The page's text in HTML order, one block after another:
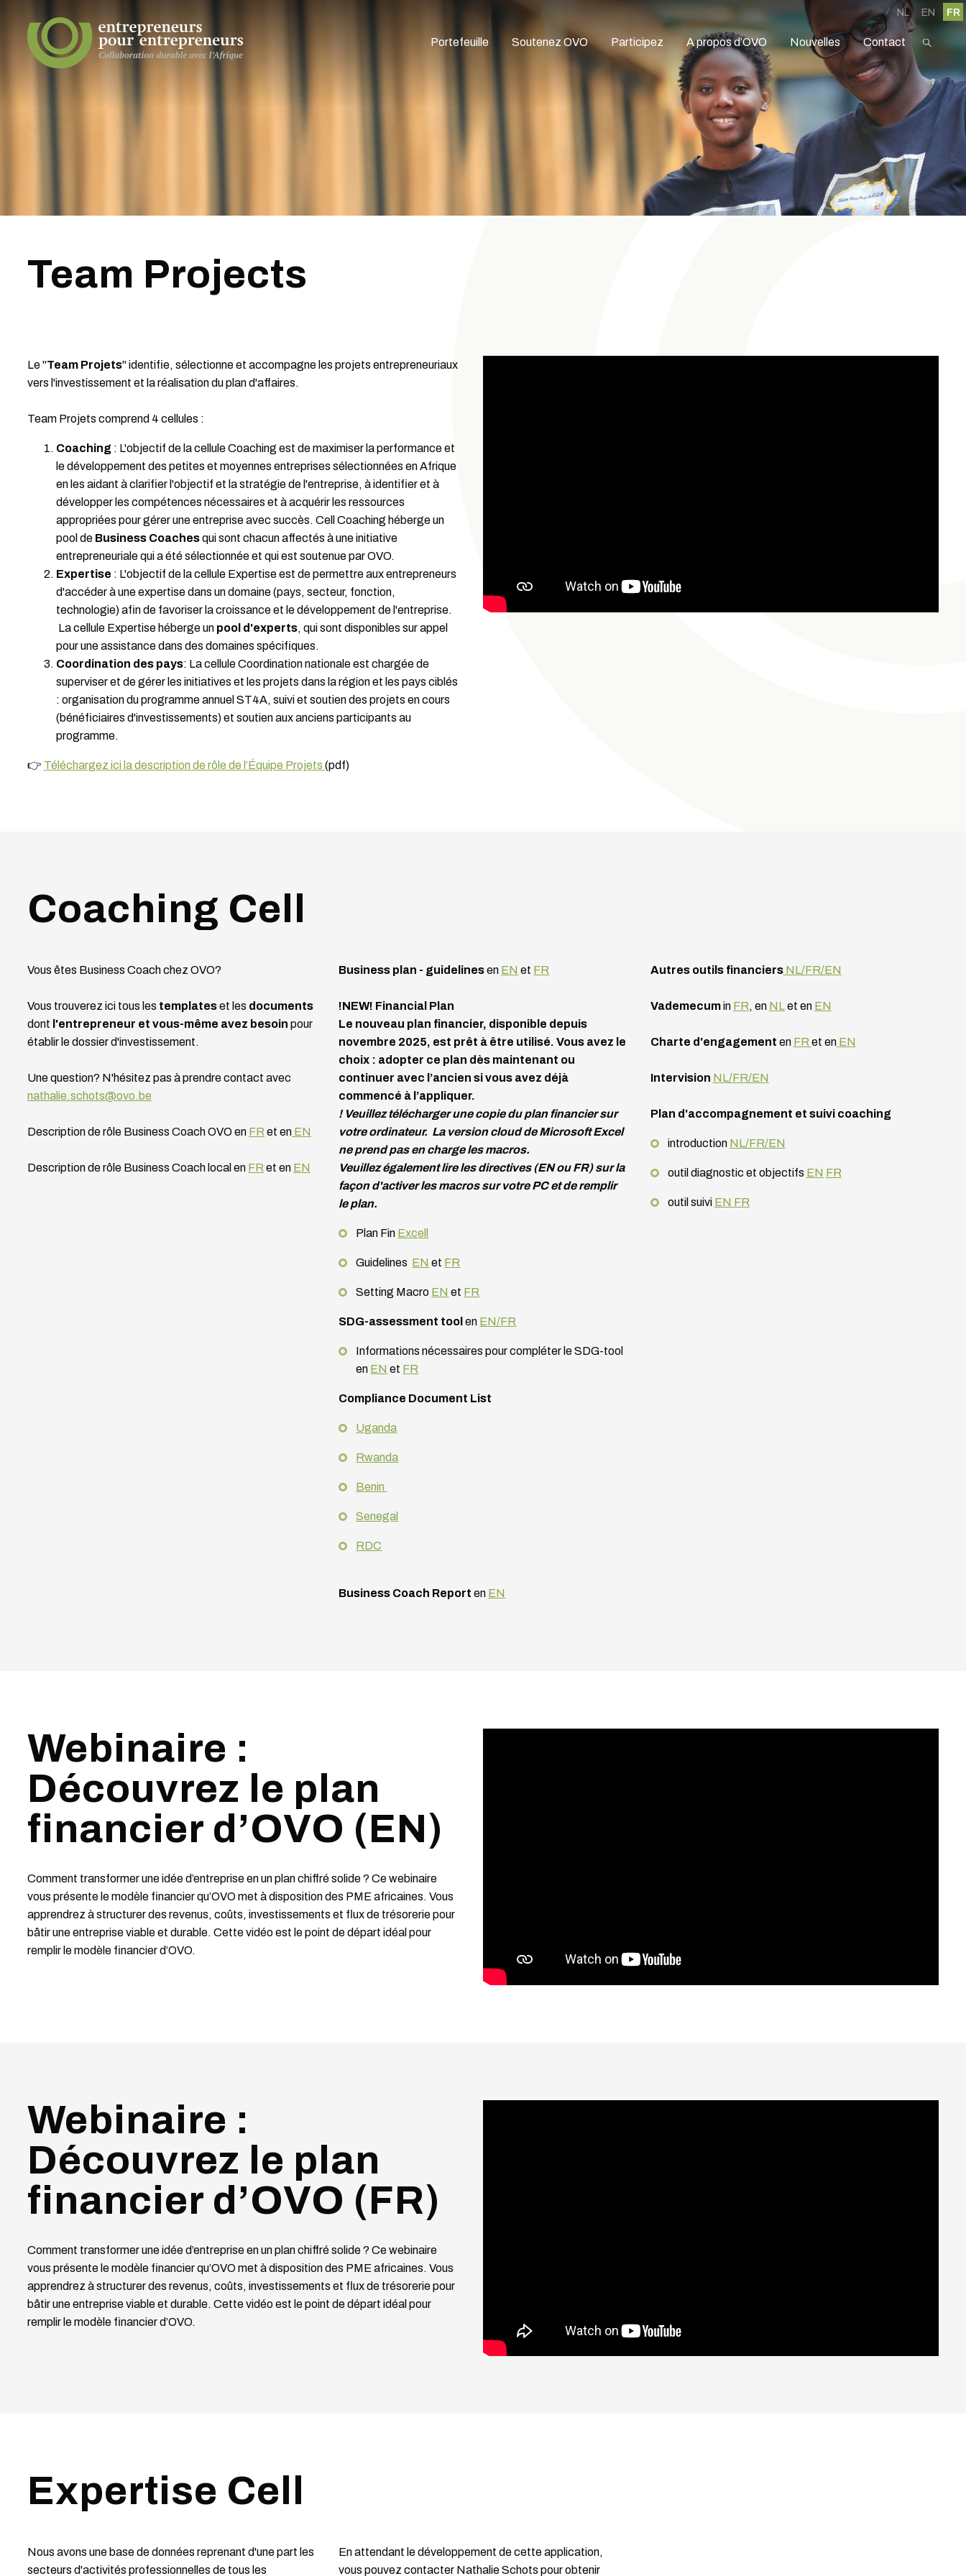
NL EN FR
Portefeuille Soutenez OVO Participez A propos d’OVO Nouvelles Contact
Team Projects
Le "Team Projets" identifie, sélectionne et accompagne les projets entrepreneuriaux
vers l'investissement et la réalisation du plan d'affaires.
Team Projets comprend 4 cellules :
Coaching : L'objectif de la cellule Coaching est de maximiser la performance et
le développement des petites et moyennes entreprises sélectionnées en Afrique
en les aidant à clarifier l'objectif et la stratégie de l'entreprise, à identifier et à
développer les compétences nécessaires et à acquérir les ressources
appropriées pour gérer une entreprise avec succès. Cell Coaching héberge un
pool de Business Coachesqui sont chacun affectés à une initiative
entrepreneuriale qui a été sélectionnée et qui est soutenue par OVO.
Expertise : L'objectif de la cellule Expertise est de permettre aux entrepreneurs
d'accéder à une expertise dans un domaine (pays, secteur, fonction,
technologie) afin de favoriser la croissance et le développement de l'entreprise.
La cellule Expertise héberge un pool d'experts, qui sont disponibles sur appel
pour une assistance dans des domaines spécifiques.
Coordination des pays: La cellule Coordination nationale est chargée de
superviser et de gérer les initiatives et les projets dans la région et les pays ciblés
: organisation du programme annuel ST4A, suivi et soutien des projets en cours
(bénéficiaires d'investissements) et soutien aux anciens participants au
programme.
👉 Téléchargez ici la description de rôle de l’Équipe Projets (pdf)
Coaching Cell
Vous êtes Business Coach chez OVO?
Vous trouverez ici tous les templateset les documents
dont l'entrepreneur et vous-même avez besoin pour
établir le dossier d'investissement.
Une question? N'hésitez pas à prendre contact avec
nathalie.schots@ovo.be
Description de rôle Business Coach OVO en FR et en EN
Description de rôle Business Coach local en FR et en EN
Business plan - guidelinesen EN et FR
!NEW! Financial Plan
Le nouveau plan financier, disponible depuis
novembre 2025, est prêt à être utilisé. Vous avez le
choix : adopter ce plan dès maintenant ou
continuer avec l’ancien si vous avez déjà
commencé à l’appliquer.
! Veuillez télécharger une copie du plan financier sur
votre ordinateur. La version cloud de Microsoft Excel
ne prend pas en charge les macros.
Veuillez également lire les directives (EN ou FR) sur la
façon d'activer les macros sur votre PC et de remplir
le plan.
Plan Fin Excell
Guidelines EN et FR
Setting Macro EN et FR
SDG-assessment toolen EN/FR
Informations nécessaires pour compléter le SDG-tool
en EN et FR
Compliance Document List
Uganda
Rwanda
Benin
Senegal
RDC
Business Coach Report en EN
Autres outils financiersNL/FR/EN
Vademecumin FR, en NLet en EN
Charte d'engagement en FR et en EN
Intervision NL/FR/EN
Plan d'accompagnement et suivi coaching
introduction NL/FR/EN
outil diagnostic et objectifs EN FR
outil suivi EN FR
Webinaire :
Découvrez le plan
financier d’OVO (EN)
Comment transformer une idée d’entreprise en un plan chiffré solide ? Ce webinaire
vous présente le modèle financier qu’OVO met à disposition des PME africaines. Vous
apprendrez à structurer des revenus, coûts, investissements et flux de trésorerie pour
bâtir une entreprise viable et durable. Cette vidéo est le point de départ idéal pour
remplir le modèle financier d’OVO.
Webinaire :
Découvrez le plan
financier d’OVO (FR)
Comment transformer une idée d’entreprise en un plan chiffré solide ? Ce webinaire
vous présente le modèle financier qu’OVO met à disposition des PME africaines. Vous
apprendrez à structurer des revenus, coûts, investissements et flux de trésorerie pour
bâtir une entreprise viable et durable. Cette vidéo est le point de départ idéal pour
remplir le modèle financier d’OVO.
Expertise Cell
Nous avons une base de données reprenant d'une part les
secteurs d'activités professionnelles de tous les
En attendant le développement de cette application,
vous pouvez contacter Nathalie Schots pour obtenir